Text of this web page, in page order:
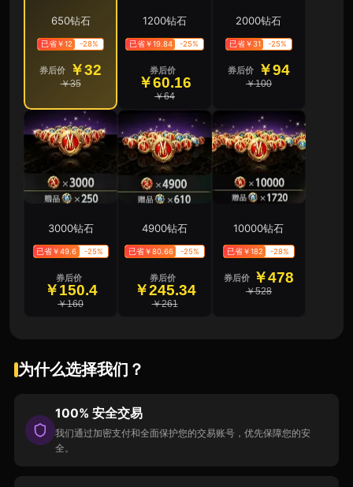
650钻石
已省￥12 -28%
券后价 ￥32
￥35
1200钻石
已省￥19.84 -25%
券后价
￥60.16
￥64
2000钻石
已省￥31 -25%
券后价 ￥94
￥100
3000钻石
已省￥49.6 -25%
券后价
￥150.4
￥160
4900钻石
已省￥80.66 -25%
券后价
￥245.34
￥261
10000钻石
已省￥182 -28%
券后价 ￥478
￥528
为什么选择我们？
100% 安全交易
我们通过加密支付和全面保护您的交易账号，优先保障您的安
全。